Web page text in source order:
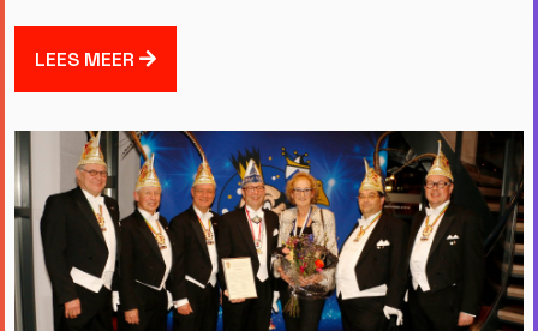
LEES MEER